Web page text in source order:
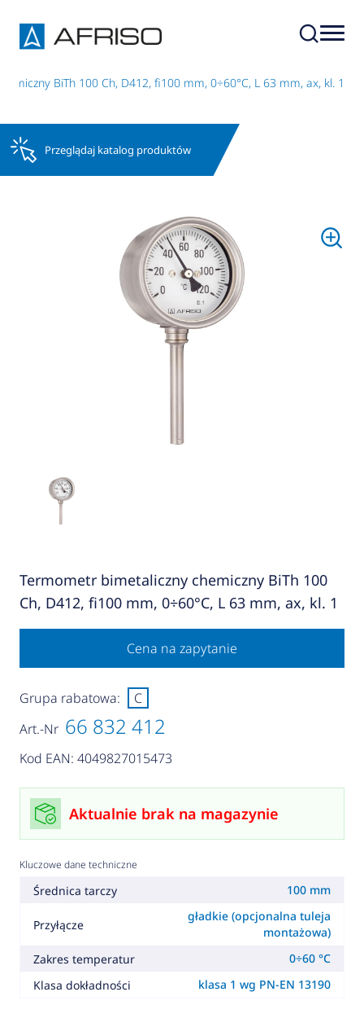
BiTh 100 Ch, D412, fi100 mm, 0÷60°C, L 63 mm, ax, kl. 1
Przeglądaj katalog produktów
Termometr bimetaliczny chemiczny BiTh 100
Ch, D412, fi100 mm, 0÷60°C, L 63 mm, ax, kl. 1
Cena na zapytanie
Art.-Nr 66 832 412
Kod EAN: 4049827015473
Grupa rabatowa: C
Aktualnie brak na magazynie
Kluczowe dane techniczne
Średnica tarczy 100 mm
Przyłącze
gładkie (opcjonalna tuleja
montażowa)
Zakres temperatur
0÷60 °C
Klasa dokładności
klasa 1 wg PN-EN 13190